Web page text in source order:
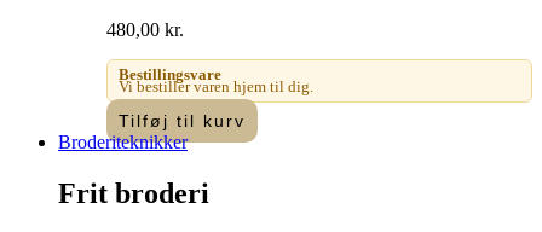
480,00 kr.
Bestillingsvare
Vi bestiller varen hjem til dig.
Tilføj til kurv
Broderiteknikker
Frit broderi